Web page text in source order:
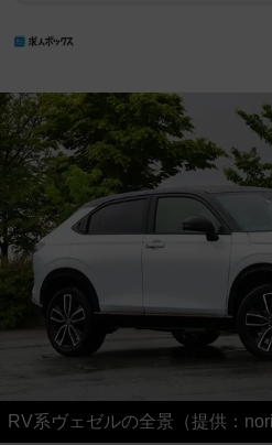
RV系ヴェゼルの全景（提供：